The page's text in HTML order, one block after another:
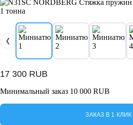
❮
17 300 RUB
Минимальный заказ 10 000 RUB
ЗАКАЗ В 1 КЛИК